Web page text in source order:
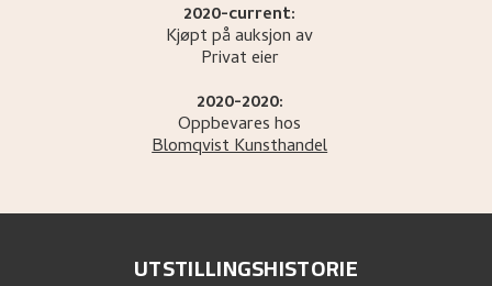
2020-current:
Kjøpt på auksjon av
Privat eier
2020-2020:
Oppbevares hos
Blomqvist Kunsthandel
UTSTILLINGSHISTORIE